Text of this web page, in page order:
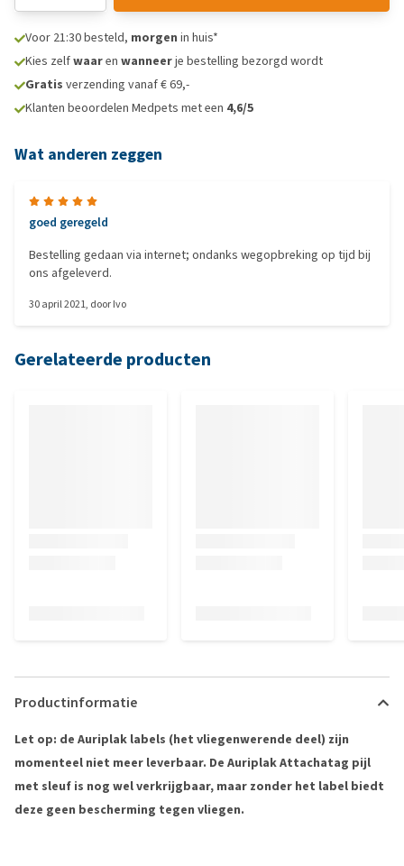
Voor 21:30 besteld, morgen in huis*
Kies zelfwaaren wanneerje bestelling bezorgd wordt
Gratis verzending vanaf € 69,-
Klanten beoordelen Medpets met een 4,6/5
Wat anderen zeggen
goed geregeld
Bestelling gedaan via internet; ondanks wegopbreking op tijd bij
ons afgeleverd.
30 april 2021, doorIvo
Gerelateerde producten
Productinformatie
Let op: de Auriplak labels (het vliegenwerende deel) zijn
momenteel niet meer leverbaar. De Auriplak Attachatag pijl
met sleuf is nog wel verkrijgbaar, maar zonder het label biedt
deze geen bescherming tegen vliegen.